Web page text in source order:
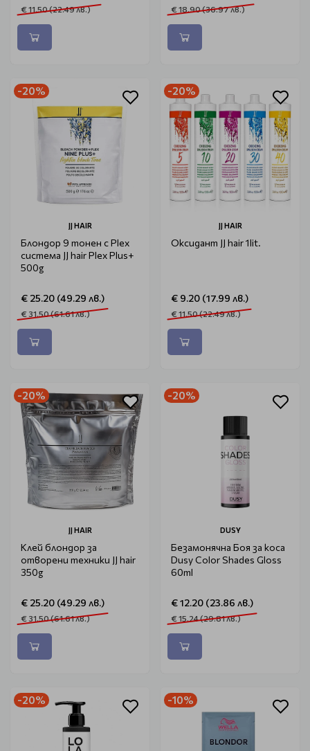
€ 11.50 (22.49 лв.) € 18.90 (36.97 лв.)
-20%
JJ HAIR
Блондор 9 тонен с Plex
система JJ hair Plex Plus+
500g
€ 25.20 (49.29 лв.)
€ 31.50 (61.61 лв.)
-20%
JJ HAIR
Оксидант JJ hair 1lit.
€ 9.20 (17.99 лв.)
€ 11.50 (22.49 лв.)
-20%
JJ HAIR
Клей блондор за
отворени техники JJ hair
350g
€ 25.20 (49.29 лв.)
€ 31.50 (61.61 лв.)
-20%
DUSY
Безамонячна Боя за коса
Dusy Color Shades Gloss
60ml
€ 12.20 (23.86 лв.)
€ 15.24 (29.81 лв.)
-20% -10%